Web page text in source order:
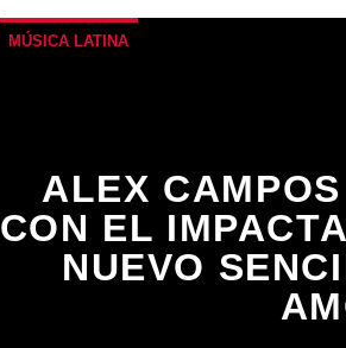
MÚSICA LATINA
ALEX
CON EL
NUEVO